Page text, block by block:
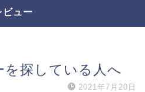
ビュー
探している人へ
2021年7月20日